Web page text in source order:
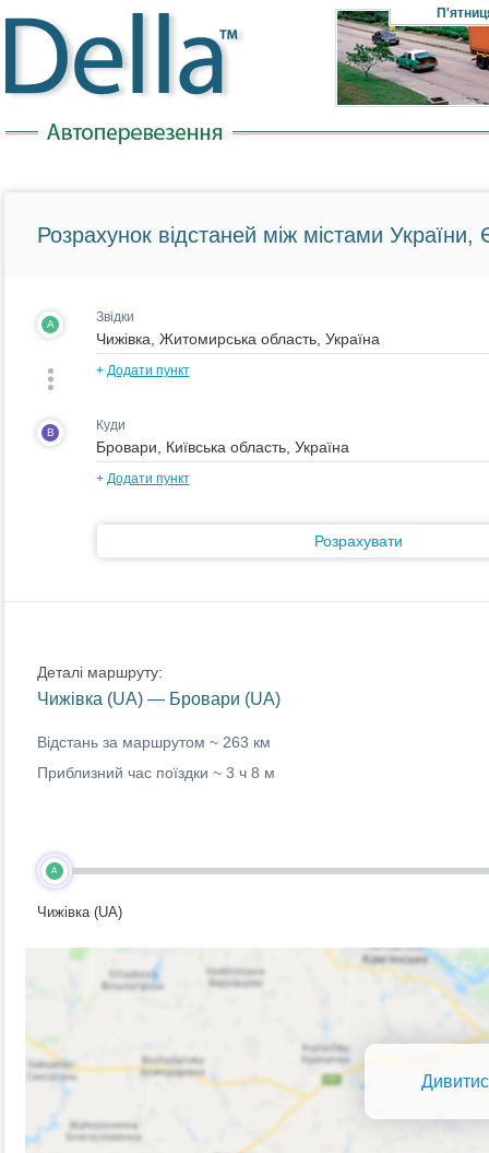
Розрахунок відстаней між містами України,
A Звідки
+ Додати пункт
B Куди
+ Додати пункт
Розрахувати
Деталі маршруту:
Чижівка (UA) — Бровари (UA)
Відстань за маршрутом ~ 263 км
Приблизний час поїздки ~ 3 ч 8 м
A
Чижівка (UA)